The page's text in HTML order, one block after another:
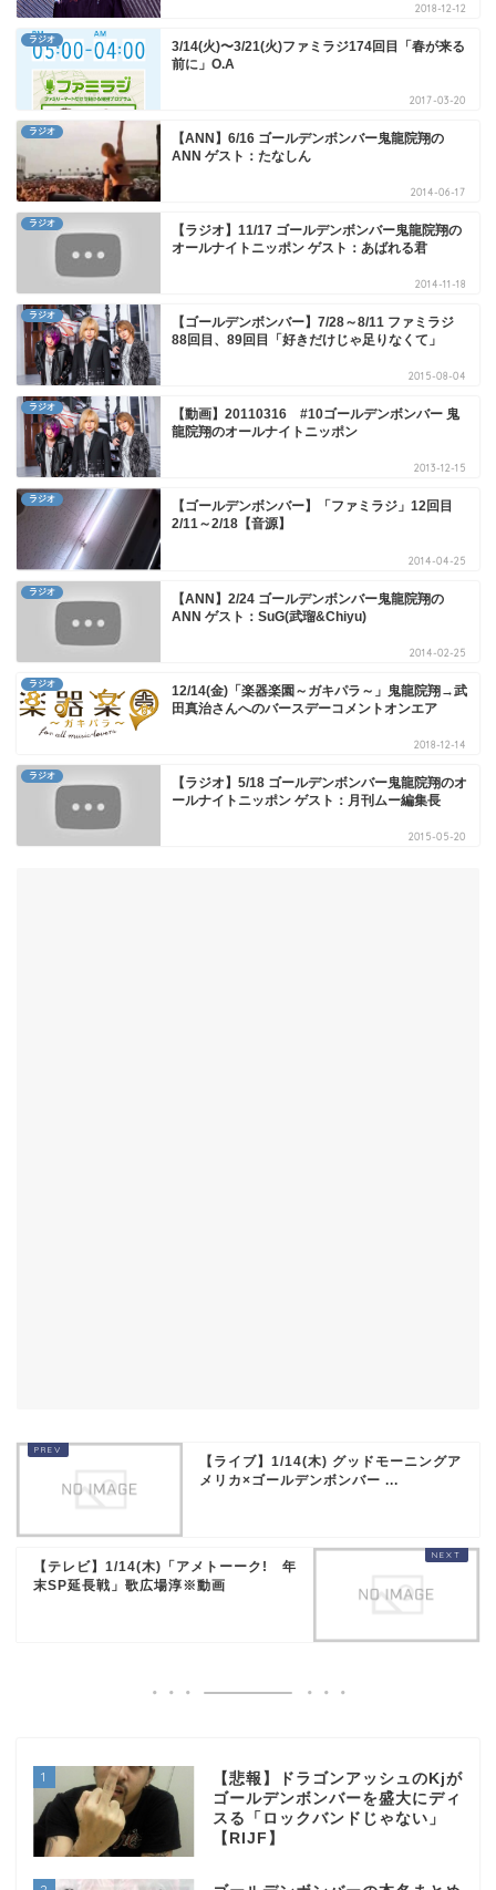
2018-12-12
ラジオ
3/14(火)〜3/21(火)ファミラジ174回目「春が来る
前に」O.A
2017-03-20
ラジオ
【ANN】6/16 ゴールデンボンバー鬼龍院翔の
ANN ゲスト：たなしん
2014-06-17
ラジオ
【ラジオ】11/17 ゴールデンボンバー鬼龍院翔の
オールナイトニッポン ゲスト：あばれる君
2014-11-18
ラジオ
【ゴールデンボンバー】7/28～8/11 ファミラジ
88回目、89回目「好きだけじゃ足りなくて」
2015-08-04
ラジオ
【動画】20110316 #10ゴールデンボンバー 鬼
龍院翔のオールナイトニッポン
2013-12-15
ラジオ
【ゴールデンボンバー】「ファミラジ」12回目
2/11～2/18【音源】
2014-04-25
ラジオ
【ANN】2/24 ゴールデンボンバー鬼龍院翔の
ANN ゲスト：SuG(武瑠&Chiyu)
2014-02-25
ラジオ
12/14(金)「楽器楽園～ガキパラ～」鬼龍院翔→武
田真治さんへのバースデーコメントオンエア
2018-12-14
ラジオ
【ラジオ】5/18 ゴールデンボンバー鬼龍院翔のオ
ールナイトニッポン ゲスト：月刊ムー編集長
2015-05-20
【ライブ】1/14(木) グッドモーニングア
メリカ×ゴールデンボンバー ...
【テレビ】1/14(木)「アメトーーク! 年
末SP延長戦」歌広場淳※動画
1
【悲報】ドラゴンアッシュのKjが
ゴールデンボンバーを盛大にディ
スる「ロックバンドじゃない」
【RIJF】